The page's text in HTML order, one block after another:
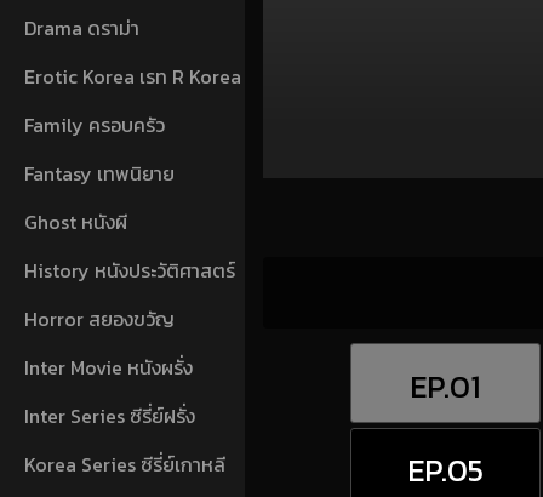
Drama ดราม่า
Erotic Korea เรท R Korea
Family ครอบครัว
Fantasy เทพนิยาย
Ghost หนังผี
History หนังประวัติศาสตร์
Horror สยองขวัญ
Inter Movie หนังผรั่ง
Inter Series ซีรี่ย์ฝรั่ง
Korea Series ซีรี่ย์เกาหลี
EP.01
EP.05